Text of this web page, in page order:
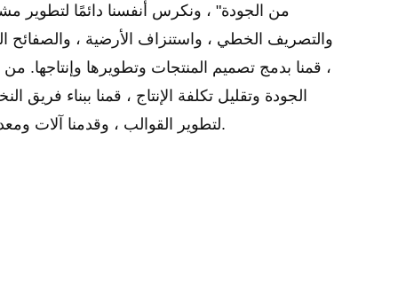
من الجودة" ، ونكرس أنفسنا دائمًا لتطوير
والتصريف الخطي ، واستنزاف الأرضية ، والصفائح
، قمنا بدمج تصميم المنتجات وتطويرها وإنتاجها.
الجودة وتقليل تكلفة الإنتاج ، قمنا ببناء فريق
لتطوير القوالب ، وقدمنا آلات ومعدات متطورة.